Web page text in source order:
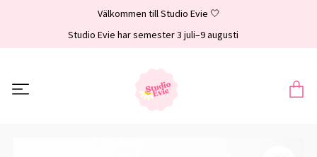
Välkommen till Studio Evie 🤍
Studio Evie har semester 3 juli–9 augusti